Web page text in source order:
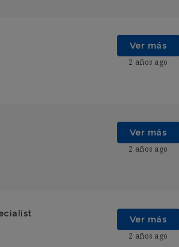
Ver más
2 años ago
Ver más
2 años ago
Ver más
2 años ago